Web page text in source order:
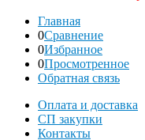
Главная
0Сравнение
0Избранное
0Просмотренное
Обратная связь
Оплата и доставка
СП закупки
Контакты